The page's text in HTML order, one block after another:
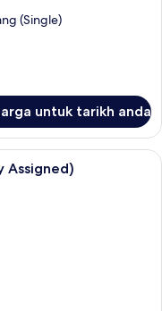
(Single)
untuk tarikh anda
dalam bilik, ruang kerja
Assigned)